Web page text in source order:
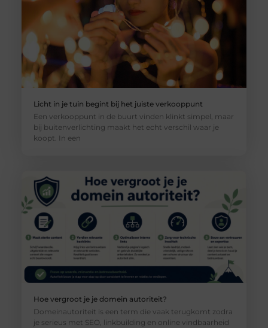
Licht in je tuin begint bij het juiste verkooppunt
Een verkooppunt in de buurt vinden klinkt simpel, maar
bij buitenverlichting maakt het echt verschil waar je
koopt. In een
Hoe vergroot je je domein autoriteit?
Domeinautoriteit is een term die vaak terugkomt zodra
je serieus met SEO, linkbuilding en online vindbaarheid